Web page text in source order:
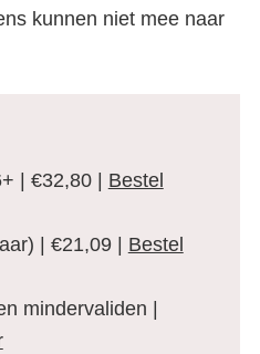
kunnen niet mee naar
| €32,80 | Bestel
| €21,09 | Bestel
mindervaliden |